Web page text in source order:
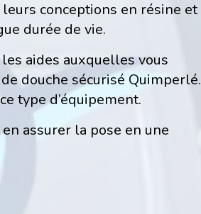
conceptions en résine et
durée de vie.
aides auxquelles vous
douche sécurisé Quimperlé.
type d’équipement.
assurer la pose en une